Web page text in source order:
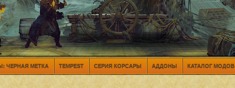
ЧЕРНАЯ МЕТКА TEMPEST СЕРИЯ КОРСАРЫ АДДОНЫ КАТАЛОГ МОДОВ